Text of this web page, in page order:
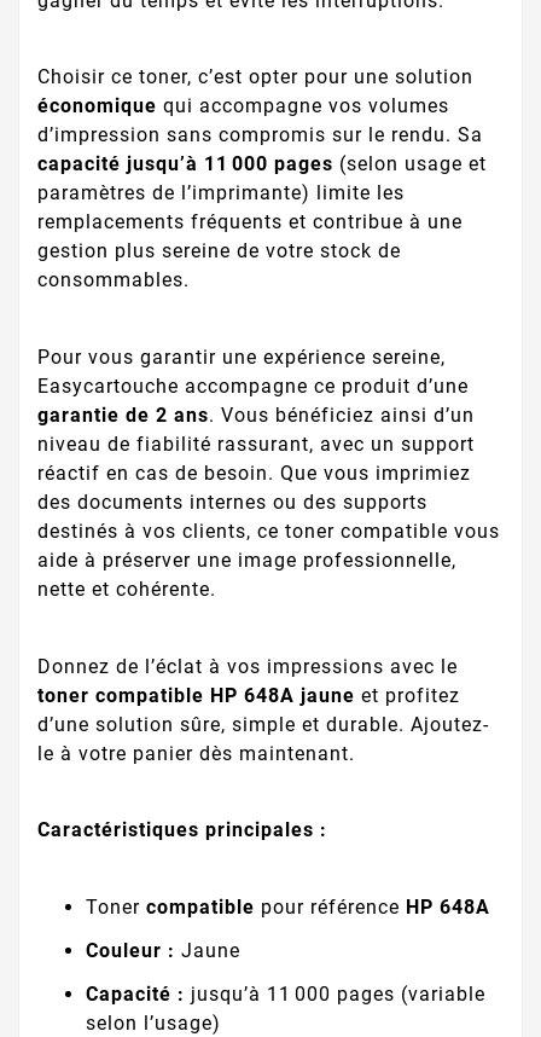
Choisir ce toner, c’est opter pour une solution
économique qui accompagne vos volumes
d’impression sans compromis sur le rendu. Sa
capacité jusqu’à 11 000 pages (selon usage et
paramètres de l’imprimante) limite les
remplacements fréquents et contribue à une
gestion plus sereine de votre stock de
consommables.
Pour vous garantir une expérience sereine,
Easycartouche accompagne ce produit d’une
garantie de 2 ans. Vous bénéficiez ainsi d’un
niveau de fiabilité rassurant, avec un support
réactif en cas de besoin. Que vous imprimiez
des documents internes ou des supports
destinés à vos clients, ce toner compatible vous
aide à préserver une image professionnelle,
nette et cohérente.
Donnez de l’éclat à vos impressions avec le
toner compatible HP 648A jaune et profitez
d’une solution sûre, simple et durable. Ajoutez-
le à votre panier dès maintenant.
Caractéristiques principales :
Toner compatible pour référence HP 648A
Couleur : Jaune
Capacité : jusqu’à 11 000 pages (variable
selon l’usage)